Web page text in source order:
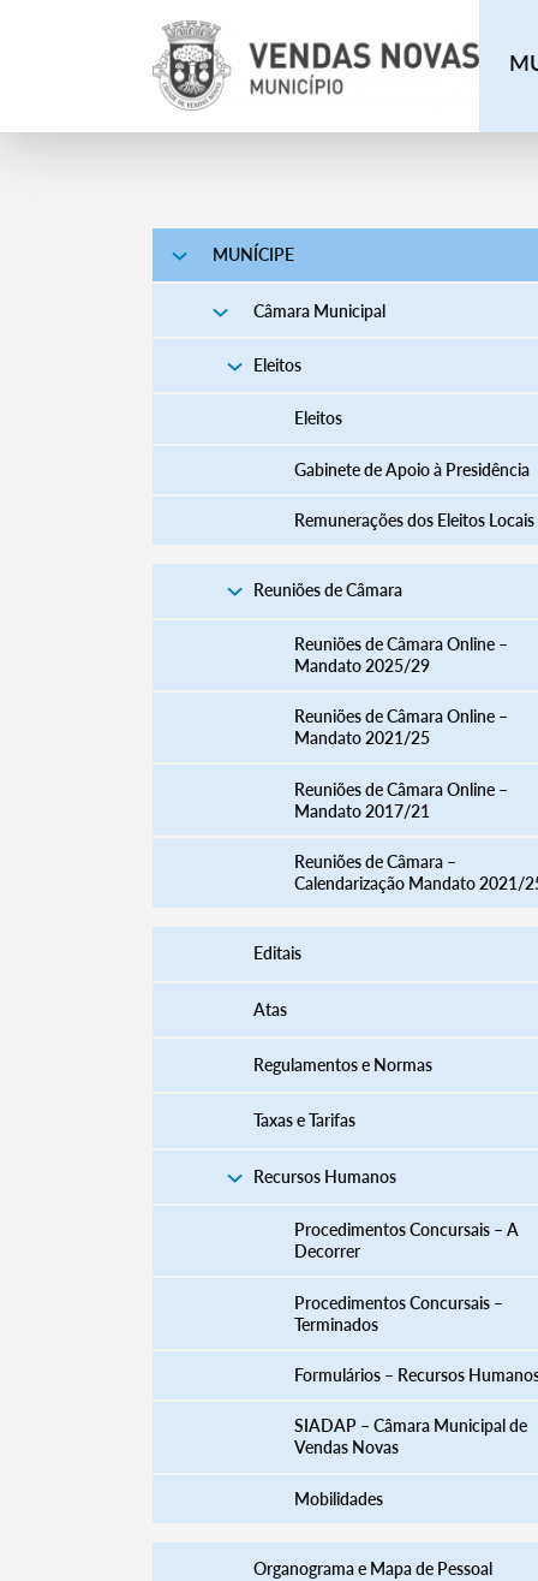
MUNÍCIPE
Câmara Municipal
Eleitos
Eleitos
Gabinete de Apoio à Presidência
Remunerações dos Eleitos Locais
Reuniões de Câmara
Reuniões de Câmara Online –
Mandato 2025/29
Reuniões de Câmara Online –
Mandato 2021/25
Reuniões de Câmara Online –
Mandato 2017/21
Reuniões de Câmara –
Calendarização Mandato 2021/
Editais
Atas
Regulamentos e Normas
Taxas e Tarifas
Recursos Humanos
Procedimentos Concursais – A
Decorrer
Procedimentos Concursais –
Terminados
​​​​​​​​​​​​​​​​​​​​​​​​​​​​​​​​​​​​​​​​​Formulários – Recursos
SIADAP – Câmara Municipal de
Vendas Novas
Mobilidades
Organograma e Mapa de Pessoal